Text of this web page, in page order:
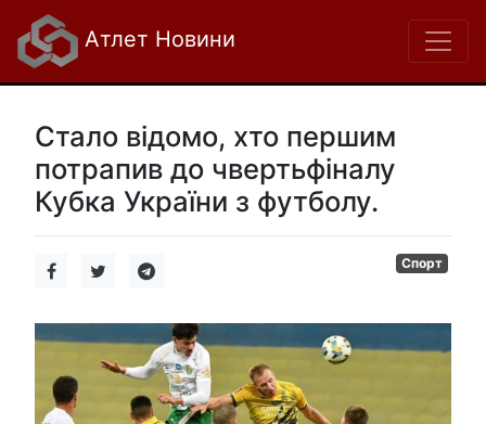
Атлет Новини
Стало відомо, хто першим
потрапив до чвертьфіналу
Кубка України з футболу.
Спорт